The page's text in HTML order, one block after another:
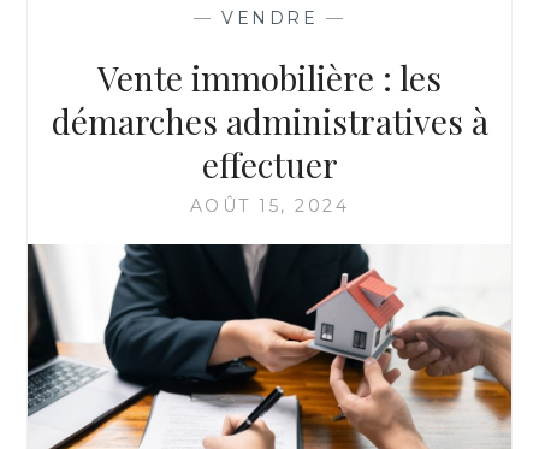
VENDRE
SON
BIEN
IMMOBILIER
— VENDRE —
Vente immobilière : les
démarches administratives à
effectuer
AOÛT 15, 2024